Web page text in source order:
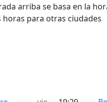
arriba se basa en la
horas para otras ciudades